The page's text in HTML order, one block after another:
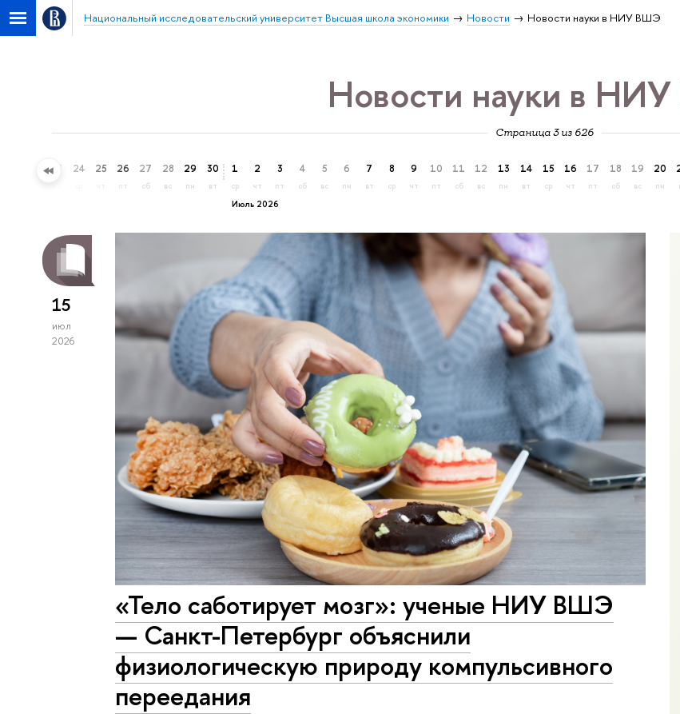
Национальный исследовательский университет Высшая школа экономики Новости Новости науки в НИУ ВШЭ
Новости науки в
Страница 3 из 626
23 24 25 26
пт
27
сб
28
вс
29
пн
30
вт
Июль 2026
1
ср
2
чт
3
пт
4
сб
5
вс
6
пн
7
вт
8
ср
9
чт
10
пт
11
сб
12
вс
13
пн
14
вт
15
ср
16
чт
17
пт
18
сб
19
вс
20
пн
15
июл
2026
«Тело саботирует мозг»: ученые НИУ ВШЭ
— Санкт-Петербург объяснили
физиологическую природу компульсивного
переедания